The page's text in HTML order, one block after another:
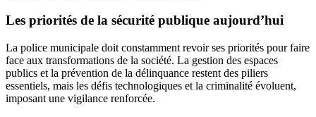
Les priorités de la sécurité publique aujourd’hui
La police municipale doit constamment revoir ses priorités pour faire
face aux transformations de la société. La gestion des espaces
publics et la prévention de la délinquance restent des piliers
essentiels, mais les défis technologiques et la criminalité évoluent,
imposant une vigilance renforcée.